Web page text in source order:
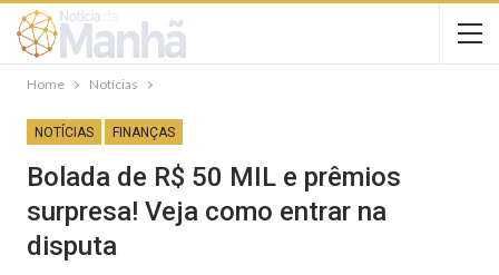
Home Notícias
NOTÍCIAS FINANÇAS
Bolada de R$ 50 MIL e prêmios
surpresa! Veja como entrar na
disputa